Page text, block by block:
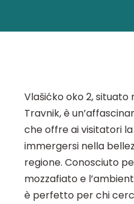
Vlašićko oko 2, situato
Travnik, è
che offre ai visitatori
immergersi nella
regione. Conosciuto
mozzafiato e
è perfetto per chi